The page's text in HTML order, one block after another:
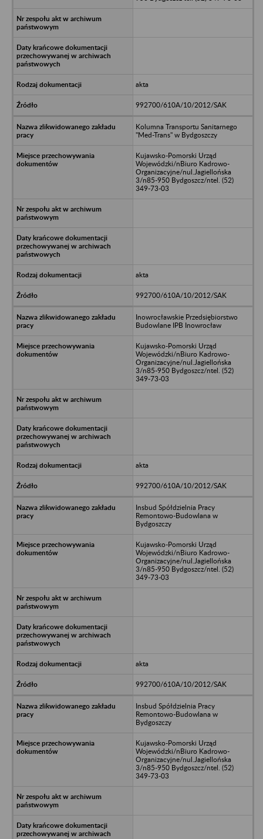
akta
992700/610A/10/2012/SAK
Kolumna Transportu Sanitarnego
"Med-Trans" w Bydgoszczy
Kujawsko-Pomorski Urząd
Wojewódzki/nBiuro Kadrowo-
Organizacyjne/nul.Jagiellońska
3/n85-950 Bydgoszcz/ntel. (52)
349-73-03
akta
992700/610A/10/2012/SAK
Inowrocławskie Przedsiębiorstwo
Budowlane IPB Inowrocław
Kujawsko-Pomorski Urząd
Wojewódzki/nBiuro Kadrowo-
Organizacyjne/nul.Jagiellońska
3/n85-950 Bydgoszcz/ntel. (52)
349-73-03
akta
992700/610A/10/2012/SAK
Insbud Spółdzielnia Pracy
Remontowo-Budowlana w
Bydgoszczy
Kujawsko-Pomorski Urząd
Wojewódzki/nBiuro Kadrowo-
Organizacyjne/nul.Jagiellońska
3/n85-950 Bydgoszcz/ntel. (52)
349-73-03
akta
992700/610A/10/2012/SAK
Insbud Spółdzielnia Pracy
Remontowo-Budowlana w
Bydgoszczy
Kujawsko-Pomorski Urząd
Wojewódzki/nBiuro Kadrowo-
Organizacyjne/nul.Jagiellońska
3/n85-950 Bydgoszcz/ntel. (52)
349-73-03